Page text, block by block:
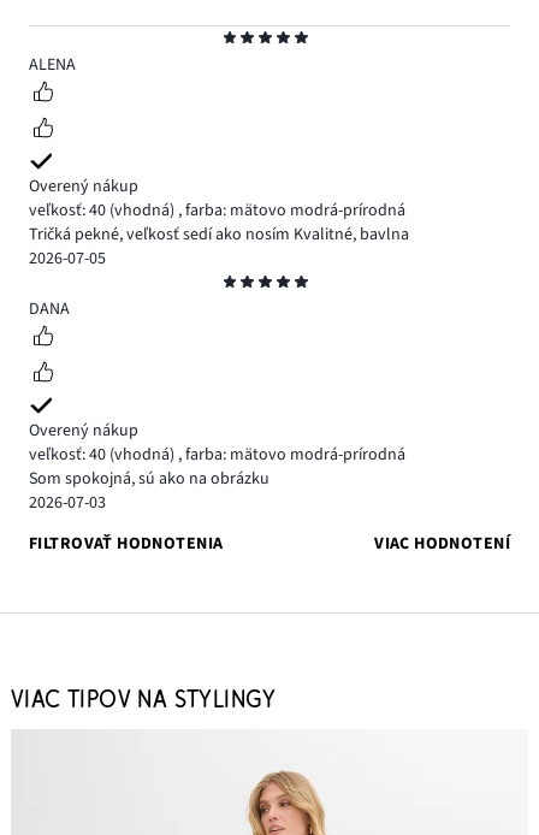
5
ALENA
Overený nákup
veľkosť: 40 (vhodná) ,farba: mätovo modrá-prírodná
Tričká pekné, veľkosť sedí ako nosím Kvalitné, bavlna
2026-07-05
5
DANA
Overený nákup
veľkosť: 40 (vhodná) ,farba: mätovo modrá-prírodná
Som spokojná, sú ako na obrázku
2026-07-03
FILTROVAŤ HODNOTENIA
VIAC HODNOTENÍ
VIAC TIPOV NA STYLINGY